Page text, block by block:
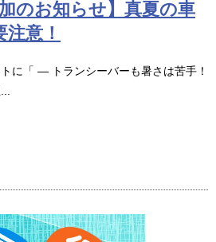
のお知らせ】真夏の車
意！
に「 ― トランシーバーも暑さは苦手！